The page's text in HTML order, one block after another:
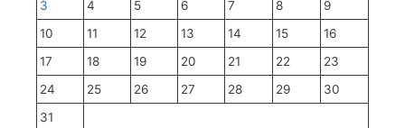
3
4 5 6 7 8
9
10
11 12 13 14 15
16
17
18 19 20 21 22
23
24
25 26 27 28 29
30
31